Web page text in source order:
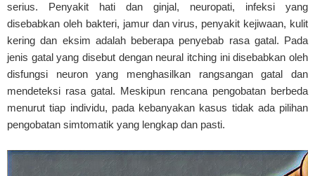
serius. Penyakit hati dan ginjal, neuropati, infeksi yang
disebabkan oleh bakteri, jamur dan virus, penyakit kejiwaan, kulit
kering dan eksim adalah beberapa penyebab rasa gatal. Pada
jenis gatal yang disebut dengan neural itching ini disebabkan oleh
disfungsi neuron yang menghasilkan rangsangan gatal dan
mendeteksi rasa gatal. Meskipun rencana pengobatan berbeda
menurut tiap individu, pada kebanyakan kasus tidak ada pilihan
pengobatan simtomatik yang lengkap dan pasti.